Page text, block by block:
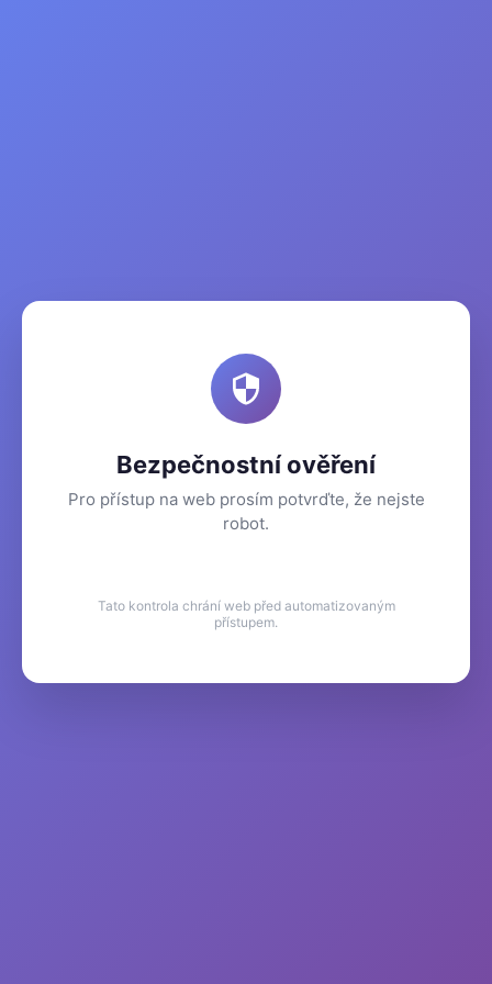
Bezpečnostní ověření
Pro přístup na web prosím potvrďte, že nejste
robot.
Tato kontrola chrání web před automatizovaným
přístupem.